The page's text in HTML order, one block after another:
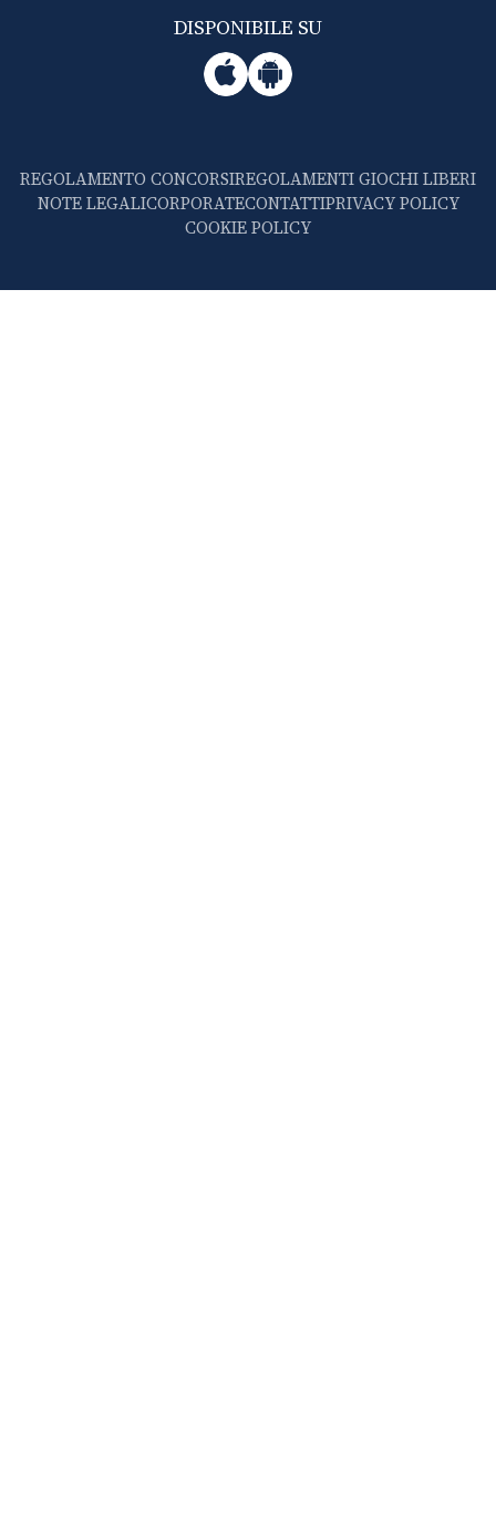
DISPONIBILE SU
REGOLAMENTO CONCORSIREGOLAMENTI GIOCHI LIBERI
NOTE LEGALICORPORATECONTATTIPRIVACY POLICY
COOKIE POLICY